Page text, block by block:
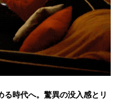
時代へ。驚異の没入感とリ